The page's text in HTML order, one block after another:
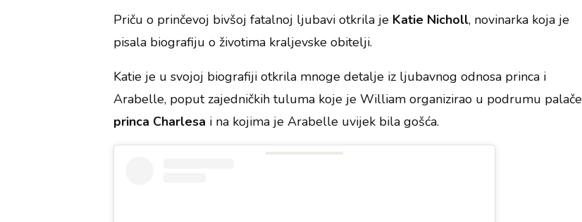
Priču o prinčevoj bivšoj fatalnoj ljubavi otkrila je Katie Nicholl, novinarka koja je
pisala biografiju o životima kraljevske obitelji.
Katie je u svojoj biografiji otkrila mnoge detalje iz ljubavnog odnosa princa i
Arabelle, poput zajedničkih tuluma koje je William organizirao u podrumu palače
princa Charlesa i na kojima je Arabelle uvijek bila gošća.